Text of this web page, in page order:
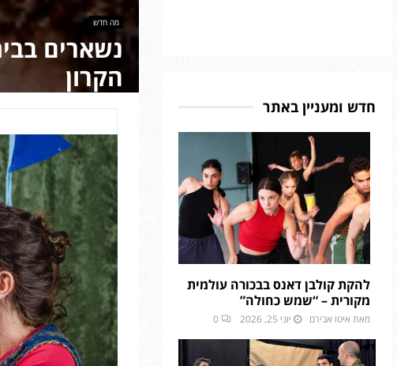
מה חדש
נשארים
הקרון
חדש ומעניין באתר
להקת קולבן דאנס בבכורה עולמית
מקורית – “שמש כחולה”
מאת איטו אבירם יוני 25, 2026 0